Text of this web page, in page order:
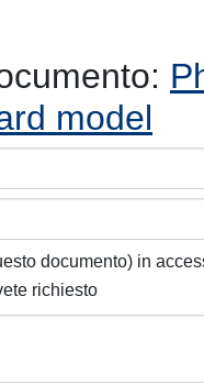
model
documento) in
richiesto